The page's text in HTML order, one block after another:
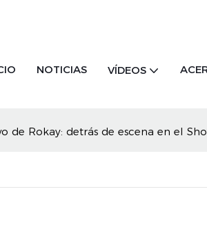
NOTICIAS VÍDEOS
de Rokay: detrás de escena en el